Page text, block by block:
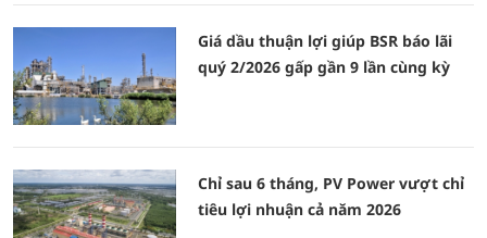
Giá dầu thuận lợi giúp BSR báo lãi
quý 2/2026 gấp gần 9 lần cùng kỳ
Chỉ sau 6 tháng, PV Power vượt chỉ
tiêu lợi nhuận cả năm 2026